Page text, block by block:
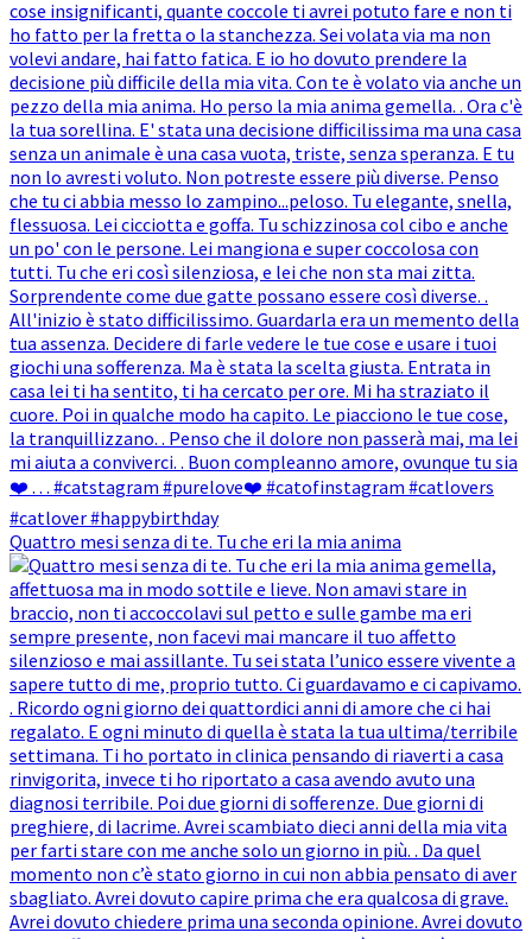
Quattro mesi senza di te. Tu che eri la mia anima